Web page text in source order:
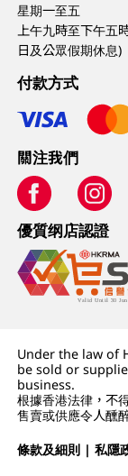
星期一至五
上午九時至下午五
日及公眾假期休息)
付款方式
關注我們
優質纲店認證
Under the law of
be sold or
business.
根據香港法律，不
售賣或供應令人醺
條款及細則 |私隱